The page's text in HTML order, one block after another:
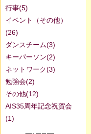
行事(5)
イベント（その他）
(26)
ダンスチーム(3)
キーパーソン(2)
ネットワーク(3)
勉強会(2)
その他(12)
AIS35周年記念祝賀会
(1)